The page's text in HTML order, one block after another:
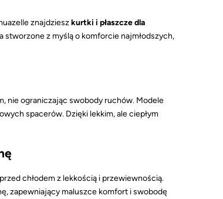
znajdzieszkurtki i płaszcze dla
stworzone z myślą o komforcie najmłodszych,
nie ograniczając swobody ruchów. Modele
spacerów. Dzięki lekkim, ale ciepłym
chłodem z lekkością i przewiewnością.
zapewniający maluszce komfort i swobodę